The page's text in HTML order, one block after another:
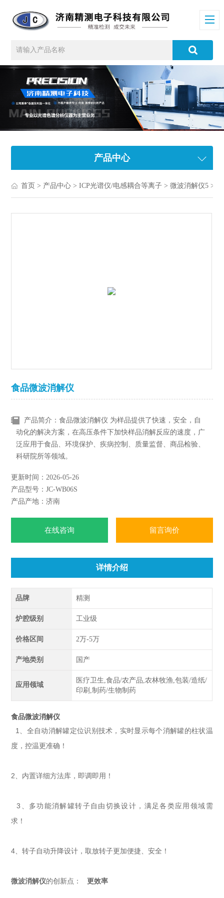
产品中心
首页 > 产品中心 >ICP光谱仪/电感耦合等离子 >微波消解仪5 > 食品微波消解仪
食品微波消解仪
产品简介：食品微波消解仪 为样品提供了快速，安全，自
动化的解决方案，在高压条件下加快样品消解反应的速度，广
泛应用于食品、环境保护、疾病控制、质量监督、商品检验、
科研院所等领域。
更新时间：2026-05-26
产品型号：JC-WB06S
产品产地：济南
在线咨询 留言询价
详情介绍
品牌 精测
炉腔级别 工业级
价格区间 2万-5万
产地类别 国产
应用领域
医疗卫生,食品/农产品,农林牧渔,包装/造纸/
印刷,制药/生物制药
食品微波消解仪
1、全自动消解罐定位识别技术，实时显示每个消解罐的柱状温
度，控温更准确！
2、内置详细方法库，即调即用！
3、多功能消解罐转子自由切换设计，满足各类应用领域需
求！
4、转子自动升降设计，取放转子更加便捷、安全！
微波消解仪的创新点：更效率